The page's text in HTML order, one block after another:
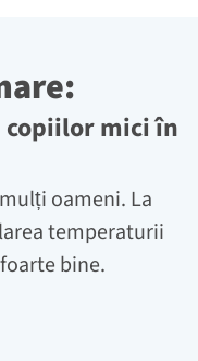
mici în
oameni. La
temperaturii
bine.